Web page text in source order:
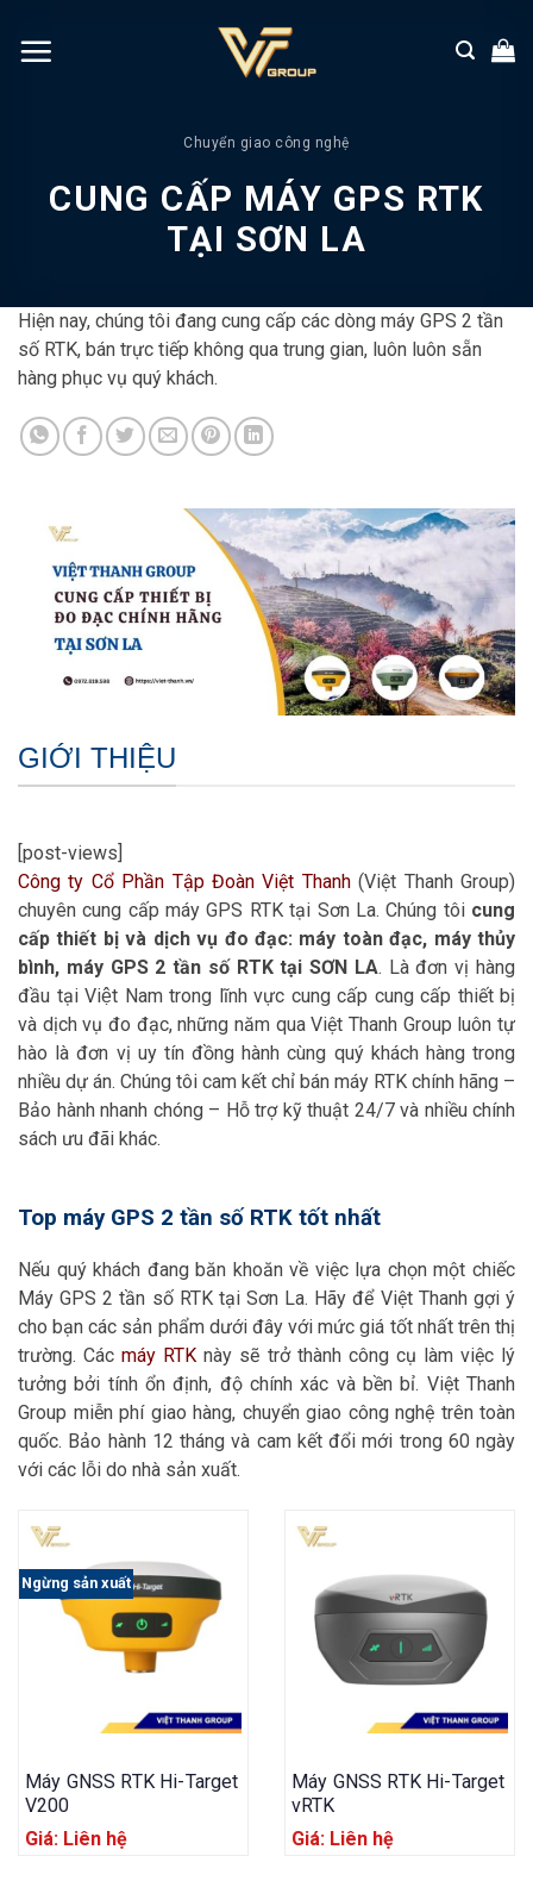
đến
nội
Chuyển giao công nghệ
CUNG CẤP MÁY GPS RTK
TẠI SƠN LA
Hiện nay, chúng tôi đang cung cấp các dòng máy GPS 2 tần
số RTK, bán trực tiếp không qua trung gian, luôn luôn sẵn
hàng phục vụ quý khách.
GIỚI THIỆU
[post-views]
Công ty Cổ Phần Tập Đoàn Việt Thanh(Việt Thanh Group)
chuyên cung cấp máy GPS RTK tại Sơn La. Chúng tôi cung
cấp thiết bị và dịch vụ đo đạc: máy toàn đạc, máy thủy
bình, máy GPS 2 tần số RTK tại SƠN LA. Là đơn vị hàng
đầu tại Việt Nam trong lĩnh vực cung cấp cung cấp thiết bị
và dịch vụ đo đạc, những năm qua Việt Thanh Group luôn tự
hào là đơn vị uy tín đồng hành cùng quý khách hàng trong
nhiều dự án. Chúng tôi cam kết chỉ bán máy RTK chính hãng –
Bảo hành nhanh chóng – Hỗ trợ kỹ thuật 24/7 và nhiều chính
sách ưu đãi khác.
Top máy GPS 2 tần số RTK tốt nhất
Nếu quý khách đang băn khoăn về việc lựa chọn một chiếc
Máy GPS 2 tần số RTK tại Sơn La. Hãy để Việt Thanh gợi ý
cho bạn các sản phẩm dưới đây với mức giá tốt nhất trên thị
trường. Cácmáy RTK này sẽ trở thành công cụ làm việc lý
tưởng bởi tính ổn định, độ chính xác và bền bỉ. Việt Thanh
Group miễn phí giao hàng, chuyển giao công nghệ trên toàn
quốc. Bảo hành 12 tháng và cam kết đổi mới trong 60 ngày
với các lỗi do nhà sản xuất.
Ngừng sản xuất
Máy GNSS RTK Hi-Target
V200
Giá: Liên hệ
Máy GNSS RTK Hi-Target
vRTK
Giá: Liên hệ